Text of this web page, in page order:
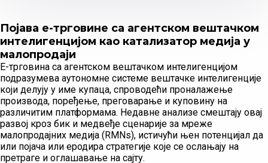
Појава е-трговине са агентском вештачком
интелигенцијом као катализатор медија у
малопродаји
Е-трговина са агентском вештачком интелигенцијом
подразумева аутономне системе вештачке интелигенције
који делују у име купаца, спроводећи проналажење
производа, поређење, преговарање и куповину на
различитим платформама. Недавне анализе смештају овај
развој кроз бик и медвеђе сценарије за мреже
малопродајних медија (RMNs), истичући њен потенцијал да
или појача или еродира стратегије које се ослањају на
претраге и оглашавање на сајту.